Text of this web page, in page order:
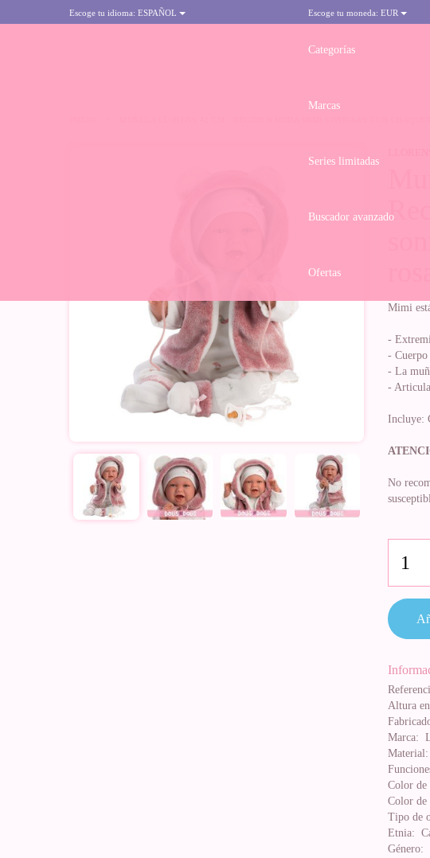
Escoge tu idioma: ESPAÑOL Escoge tu moneda: EUR
Categorías
Marcas
Series limitadas
Buscador avanzado
Ofertas
Mimi
-
-
- La
-
Incluye:
No
Altura
Marca:
Material:
Color de
Color de
Tipo de
Etnia:
Género: